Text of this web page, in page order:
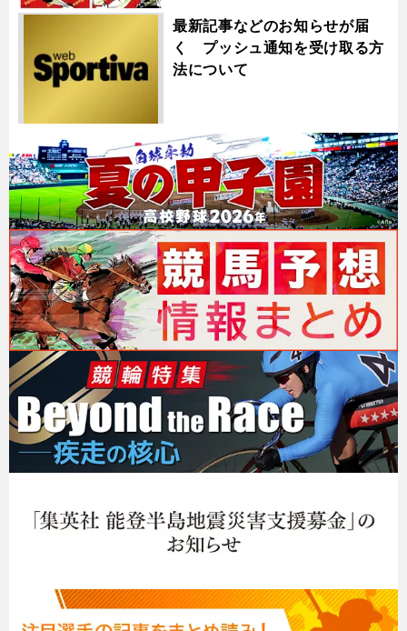
最新記事などのお知らせが届
く プッシュ通知を受け取る方
法について